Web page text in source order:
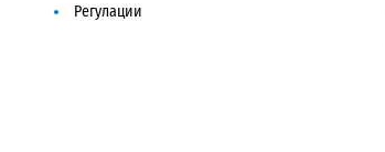
Регулации